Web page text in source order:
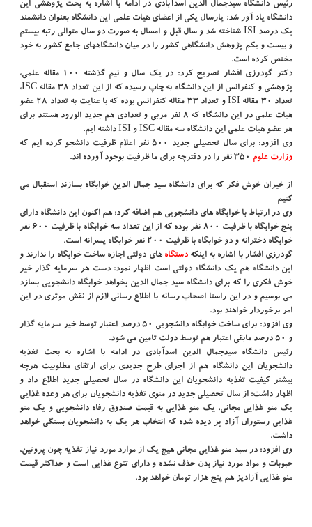
رئیس دانشگاه سیدجمال الدین اسدآبادی در ادامه با اشاره به بحث پژوهشی این
دانشگاه یاد آور شد: پارسال یكی از اعضای هیات علمی این دانشگاه بعنوان دانشمند
یك درصد ISI شناخته شد و سال قبل و امسال به صورت دو سال متوالی رتبه بیستم
و بیست و یكم پژوهش دانشگاهی كشور را در میان دانشگاههای جامع كشور به خود
مختص كرده است.
دكتر گودرزی افشار تصریح كرد: در یك سال و نیم گذشته ۱۰۰ مقاله علمی،
پژوهشی و كنفرانس از این دانشگاه به چاپ رسیده كه از این تعداد ۳۸ مقاله ISC،
تعداد ۳۰ مقاله ISI و تعداد ۳۳ مقاله كنفرانس بوده كه با عنایت به تعداد ۲۸ عضو
هیات علمی در این دانشگاه كه ۸ نفر مربی و تعدادی هم جدید الورود هستند برای
هر عضو هیات علمی این دانشگاه سه مقاله ISC و ISI داشته ایم.
وی افزود: برای سال تحصیلی جدید ۵۰۰ نفر اعلام ظرفیت دانشجو كرده ایم كه
وزارت علوم
از خیران خوش فكر كه برای دانشگاه سید جمال الدین خوابگاه بسازند استقبال می
كنیم
وی در ارتباط با خوابگاه های دانشجویی هم اضافه كرد: هم اكنون این دانشگاه دارای
پنج خوابگاه با ظرفیت ۸۰۰ نفر بوده كه از این تعداد سه خوابگاه با ظرفیت ۶۰۰ نفر
خوابگاه دخترانه و دو خوابگاه با ظرفیت ۲۰۰ نفر خوابگاه پسرانه است.
گودرزی افشار با اشاره به اینكهدستگاه های دولتی اجازه ساخت خوابگاه را ندارند و
این دانشگاه هم یك دانشگاه دولتی است اظهار نمود: دست هر سرمایه گذار خیر
خوش فكری را كه برای دانشگاه سید جمال الدین بخواهد خوابگاه دانشجویی بسازد
می بوسیم و در این راستا اصحاب رسانه با اطلاع رسانی لازم از نقش موثری در این
امر برخوردار خواهند بود.
وی افزود: برای ساخت خوابگاه دانشجویی ۵۰ درصد اعتبار توسط خیر سرمایه گذار
و ۵۰ درصد مابقی اعتبار هم توسط دولت تامین می شود.
رئیس دانشگاه سیدجمال الدین اسدآبادی در ادامه با اشاره به بحث تغذیه
دانشجویان این دانشگاه هم از اجرای طرح جدیدی برای ارتقای مطلوبیت هرچه
بیشتر كیفیت تغذیه دانشجویان این دانشگاه در سال تحصیلی جدید اطلاع داد و
اظهار داشت: از سال تحصیلی جدید در منوی تغذیه دانشجویان برای هر وعده غذایی
یك منو غذایی مجانی، یك منو غذایی به قیمت صندوق رفاه دانشجویی و یك منو
غذایی رستوران آزاد پز دیده شده كه انتخاب هر یك به دانشجویان بستگی خواهد
داشت.
وی افزود: در سبد منو غذایی مجانی هیچ یك از موارد مورد نیاز تغذیه چون پروتین،
حبوبات و مواد مورد نیاز بدن حذف نشده و دارای تنوع غذایی است و حداكثر قیمت
منو غذایی آزادپز هم پنج هزار تومان خواهد بود.